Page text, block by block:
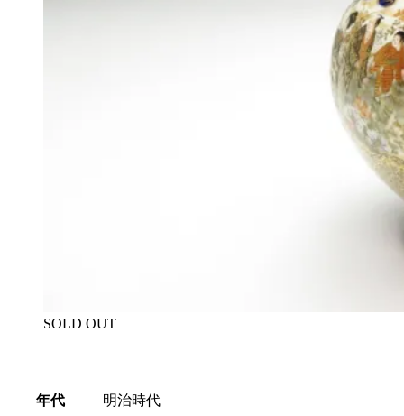
SOLD OUT
年代
明治時代